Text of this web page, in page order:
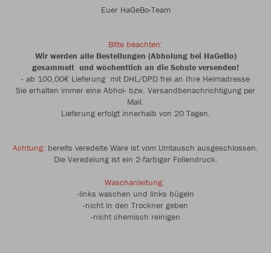
Euer HaGeBo-Team
Bitte beachten:
Wir werden alle Bestellungen (Abholung bei HaGeBo)
gesammelt und wöchentlich an die Schule versenden!
- ab 100,00€ Lieferung mit DHL/DPD frei an Ihre Heimadresse
Sie erhalten immer eine Abhol- bzw. Versandbenachrichtigung per
Mail.
Lieferung erfolgt innerhalb von 20 Tagen.
Achtung: bereits veredelte Ware ist vom Umtausch ausgeschlossen.
Die Veredelung ist ein 2-farbiger Foliendruck.
Waschanleitung:
-links waschen und links bügeln
-nicht in den Trockner geben
-nicht chemisch reinigen